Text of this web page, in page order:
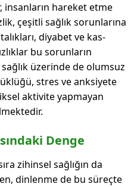
hareket etme
çeşitli sağlık sorunlarına
diyabet ve kas-
bu sorunların
sağlık üzerinde de olumsuz
stres ve anksiyete
aktivite yapmayan
Denge
zihinsel sağlığın da
dinlenme de bu süreçte